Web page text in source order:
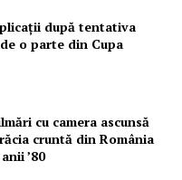
după tentativa
o parte din Cupa
cu camera ascunsă
cruntă din România
’80